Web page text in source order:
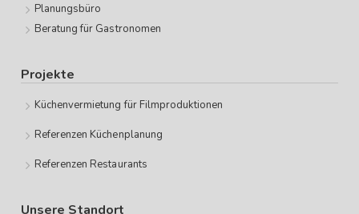
Planungsbüro
Beratung für Gastronomen
Projekte
Küchenvermietung für Filmproduktionen
Referenzen Küchenplanung
Referenzen Restaurants
Unsere Standort